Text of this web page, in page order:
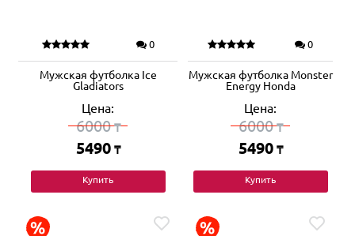
0
Мужская футболка Ice
Gladiators
Цена:
6000₸
5490 ₸
Купить
0
Мужская футболка Monster
Energy Honda
Цена:
6000₸
5490 ₸
Купить